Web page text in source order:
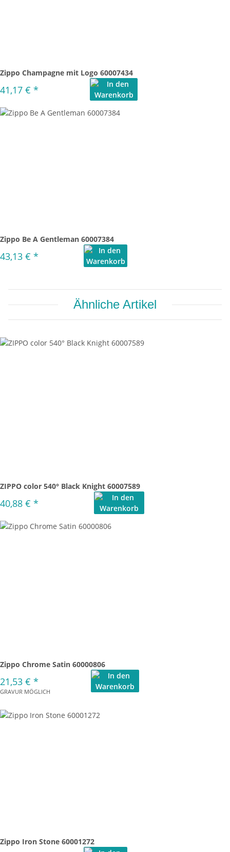
Zippo Champagne mit Logo 60007434
41,17 € *
Zippo Be A Gentleman 60007384
43,13 € *
Ähnliche Artikel
ZIPPO color 540° Black Knight 60007589
40,88 € *
Zippo Chrome Satin 60000806
21,53 € *
GRAVUR MÖGLICH
Zippo Iron Stone 60001272